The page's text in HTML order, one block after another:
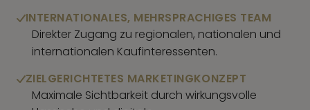
INTERNATIONALES, MEHRSPRACHIGES TEAM
Direkter Zugang zu regionalen, nationalen und
internationalen Kaufinteressenten.
ZIELGERICHTETES MARKETINGKONZEPT
Maximale Sichtbarkeit durch wirkungsvolle